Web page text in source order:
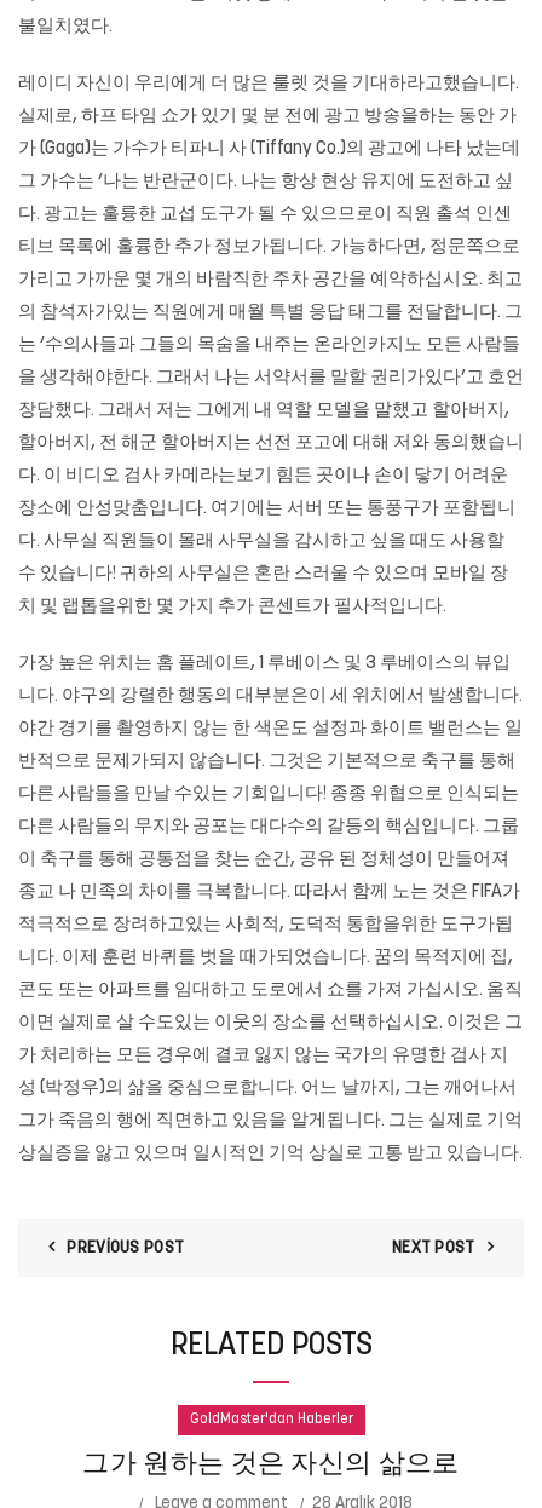
불일치였다.
레이디 자신이 우리에게 더 많은 룰렛 것을 기대하라고했습니다.
실제로, 하프 타임 쇼가 있기 몇 분 전에 광고 방송을하는 동안 가
가 (Gaga)는 가수가 티파니 사 (Tiffany Co.)의 광고에 나타 났는데
그 가수는 ‘나는 반란군이다. 나는 항상 현상 유지에 도전하고 싶
다. 광고는 훌륭한 교섭 도구가 될 수 있으므로이 직원 출석 인센
티브 목록에 훌륭한 추가 정보가됩니다. 가능하다면, 정문쪽으로
가리고 가까운 몇 개의 바람직한 주차 공간을 예약하십시오. 최고
의 참석자가있는 직원에게 매월 특별 응답 태그를 전달합니다. 그
는 ‘수의사들과 그들의 목숨을 내주는 온라인카지노 모든 사람들
을 생각해야한다. 그래서 나는 서약서를 말할 권리가있다’고 호언
장담했다. 그래서 저는 그에게 내 역할 모델을 말했고 할아버지,
할아버지, 전 해군 할아버지는 선전 포고에 대해 저와 동의했습니
다. 이 비디오 검사 카메라는보기 힘든 곳이나 손이 닿기 어려운
장소에 안성맞춤입니다. 여기에는 서버 또는 통풍구가 포함됩니
다. 사무실 직원들이 몰래 사무실을 감시하고 싶을 때도 사용할
수 있습니다! 귀하의 사무실은 혼란 스러울 수 있으며 모바일 장
치 및 랩톱을위한 몇 가지 추가 콘센트가 필사적입니다.
가장 높은 위치는 홈 플레이트, 1 루베이스 및 3 루베이스의 뷰입
니다. 야구의 강렬한 행동의 대부분은이 세 위치에서 발생합니다.
야간 경기를 촬영하지 않는 한 색온도 설정과 화이트 밸런스는 일
반적으로 문제가되지 않습니다. 그것은 기본적으로 축구를 통해
다른 사람들을 만날 수있는 기회입니다! 종종 위협으로 인식되는
다른 사람들의 무지와 공포는 대다수의 갈등의 핵심입니다. 그룹
이 축구를 통해 공통점을 찾는 순간, 공유 된 정체성이 만들어져
종교 나 민족의 차이를 극복합니다. 따라서 함께 노는 것은 FIFA가
적극적으로 장려하고있는 사회적, 도덕적 통합을위한 도구가됩
니다. 이제 훈련 바퀴를 벗을 때가되었습니다. 꿈의 목적지에 집,
콘도 또는 아파트를 임대하고 도로에서 쇼를 가져 가십시오. 움직
이면 실제로 살 수도있는 이웃의 장소를 선택하십시오. 이것은 그
가 처리하는 모든 경우에 결코 잃지 않는 국가의 유명한 검사 지
성 (박정우)의 삶을 중심으로합니다. 어느 날까지, 그는 깨어나서
그가 죽음의 행에 직면하고 있음을 알게됩니다. 그는 실제로 기억
상실증을 앓고 있으며 일시적인 기억 상실로 고통 받고 있습니다.
PREVIOUS POST NEXT POST
RELATED POSTS
GoldMaster'dan Haberler
그가 원하는 것은 자신의 삶으로
Leave a comment 28 Aralık 2018